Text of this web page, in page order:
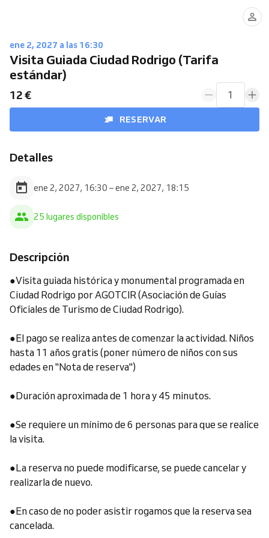
ene 2, 2027 a las 16:30
Visita Guiada Ciudad Rodrigo (Tarifa
estándar)
12 € 1
RESERVAR
Detalles
ene 2, 2027, 16:30 – ene 2, 2027, 18:15
25 lugares disponibles
Descripción
●Visita guiada histórica y monumental programada en
Ciudad Rodrigo por AGOTCIR (Asociación de Guías
Oficiales de Turismo de Ciudad Rodrigo).
●El pago se realiza antes de comenzar la actividad. Niños
hasta 11 años gratis (poner número de niños con sus
edades en "Nota de reserva")
●Duración aproximada de 1 hora y 45 minutos.
●Se requiere un mínimo de 6 personas para que se realice
la visita.
●La reserva no puede modificarse, se puede cancelar y
realizarla de nuevo.
●En caso de no poder asistir rogamos que la reserva sea
cancelada.